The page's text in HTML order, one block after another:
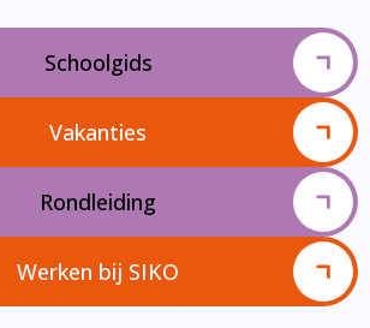
Schoolgids
Vakanties
Rondleiding
Werken bij SIKO